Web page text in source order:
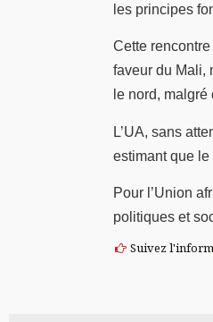
les principes
Cette
faveur du Mali,
le nord,
L’UA, sans
estimant que
Pour l’Union
politiques et
Suivez